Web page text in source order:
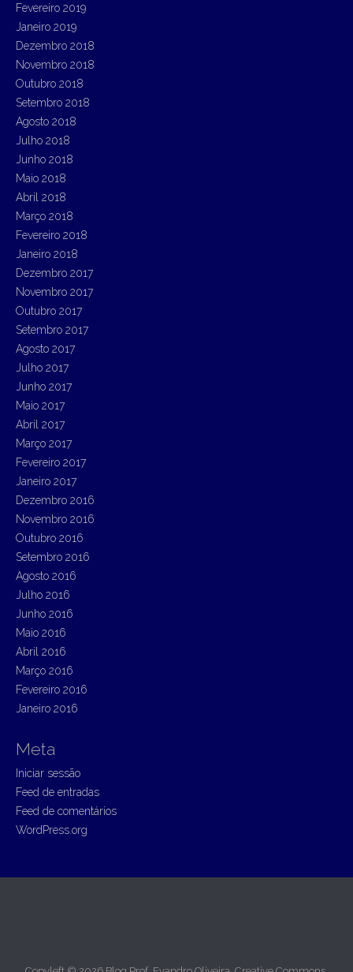
Fevereiro 2019
Janeiro 2019
Dezembro 2018
Novembro 2018
Outubro 2018
Setembro 2018
Agosto 2018
Julho 2018
Junho 2018
Maio 2018
Abril 2018
Março 2018
Fevereiro 2018
Janeiro 2018
Dezembro 2017
Novembro 2017
Outubro 2017
Setembro 2017
Agosto 2017
Julho 2017
Junho 2017
Maio 2017
Abril 2017
Março 2017
Fevereiro 2017
Janeiro 2017
Dezembro 2016
Novembro 2016
Outubro 2016
Setembro 2016
Agosto 2016
Julho 2016
Junho 2016
Maio 2016
Abril 2016
Março 2016
Fevereiro 2016
Janeiro 2016
Meta
Iniciar sessão
Feed de entradas
Feed de comentários
WordPress.org